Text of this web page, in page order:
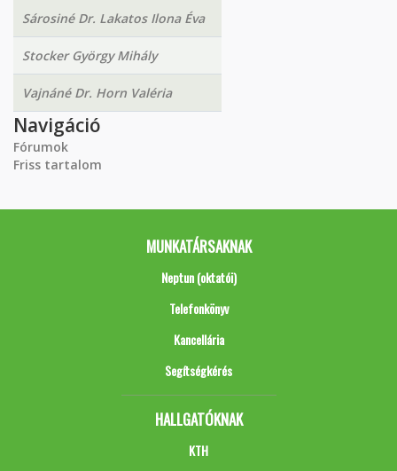
Sárosiné Dr. Lakatos Ilona Éva
Stocker György Mihály
Vajnáné Dr. Horn Valéria
Navigáció
Fórumok
Friss tartalom
MUNKATÁRSAKNAK
Neptun (oktatói)
Telefonkönyv
Kancellária
Segítségkérés
HALLGATÓKNAK
KTH